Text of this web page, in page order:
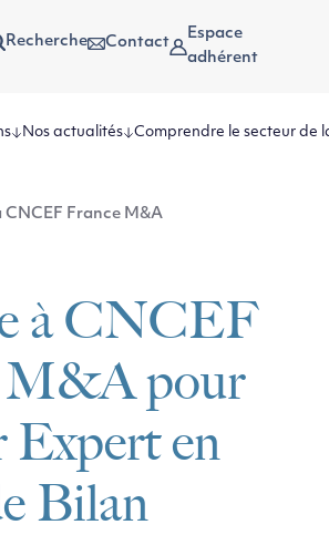
Recherche Contact
Espace
adhérent
Nos actualités Comprendre le secteur de
CNCEF France M&A
à CNCEF
M&A pour
Expert en
Bilan